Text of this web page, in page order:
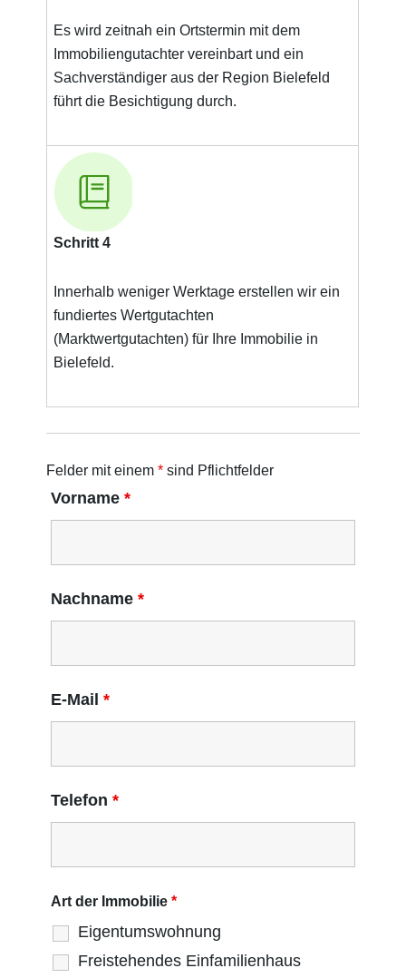
Es wird zeitnah ein Ortstermin mit dem
Immobiliengutachter vereinbart und ein
Sachverständiger aus der Region Bielefeld
führt die Besichtigung durch.
Schritt 4
Innerhalb weniger Werktage erstellen wir ein
fundiertes Wertgutachten
(Marktwertgutachten) für Ihre Immobilie in
Bielefeld.
Felder mit einem* sind Pflichtfelder
Vorname*
Nachname*
E-Mail*
Telefon*
Art der Immobilie*
Eigentumswohnung
Freistehendes Einfamilienhaus